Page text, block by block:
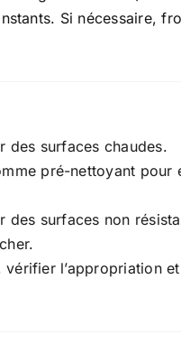
Si nécessaire,
des surfaces chaudes.
pré-nettoyant pour
des surfaces non
vérifier l’appropriation